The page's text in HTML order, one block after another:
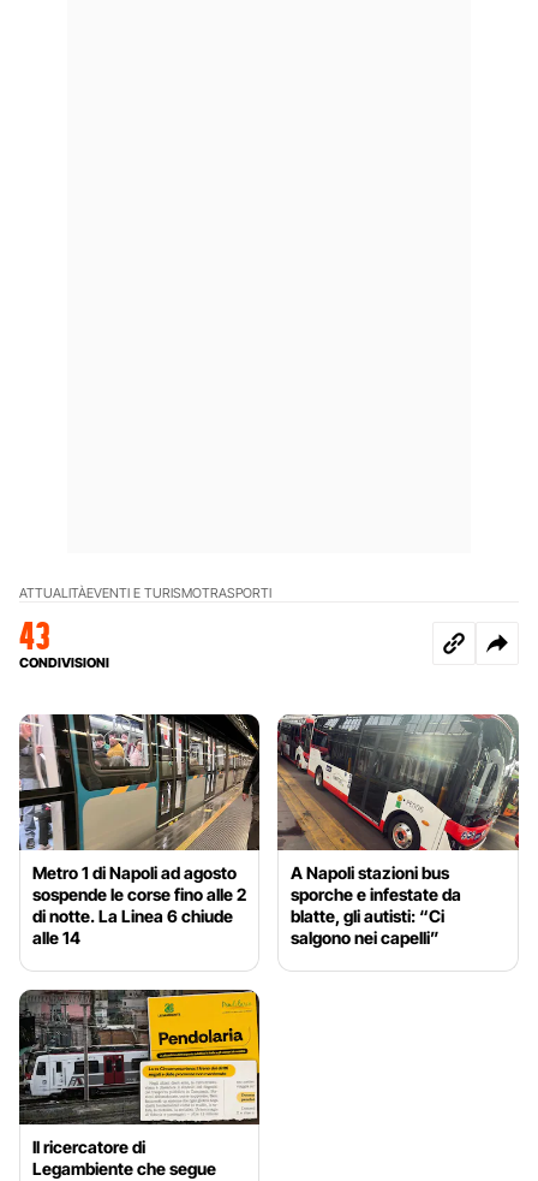
ATTUALITÀEVENTI E TURISMOTRASPORTI
43
CONDIVISIONI
Metro 1 di Napoli ad agosto
sospende le corse fino alle 2
di notte. La Linea 6 chiude
alle 14
A Napoli stazioni bus
sporche e infestate da
blatte, gli autisti: “Ci
salgono nei capelli”
Il ricercatore di
Legambiente che segue